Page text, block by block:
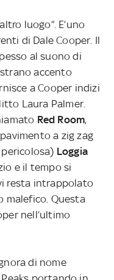
luogo”. E’uno
di Dale Cooper. Il
al suono di
accento
a Cooper indizi
Laura Palmer.
Red Room,
a zig zag
Loggia
e il tempo si
resta intrappolato
malefico. Questa
nell’ultimo
di nome